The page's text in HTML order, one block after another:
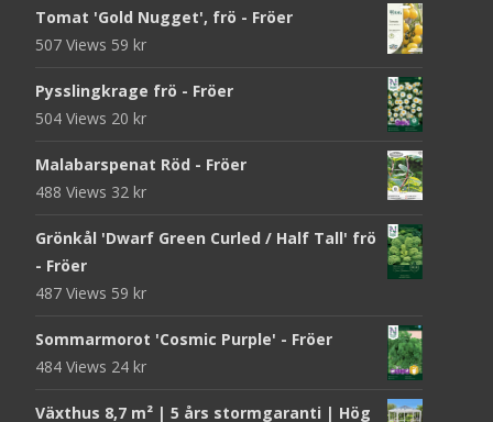
Tomat 'Gold Nugget', frö - Fröer
507 Views 59 kr
Pysslingkrage frö - Fröer
504 Views 20 kr
Malabarspenat Röd - Fröer
488 Views 32 kr
Grönkål 'Dwarf Green Curled / Half Tall' frö
- Fröer
487 Views 59 kr
Sommarmorot 'Cosmic Purple' - Fröer
484 Views 24 kr
Växthus 8,7 m² | 5 års stormgaranti | Hög